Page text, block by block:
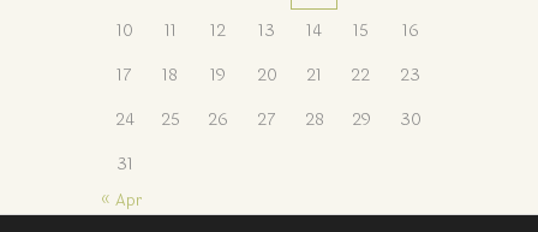
10
11 12 13 14 15
16
17
18 19 20 21 22
23
24
25 26 27 28 29
30
31
« Apr